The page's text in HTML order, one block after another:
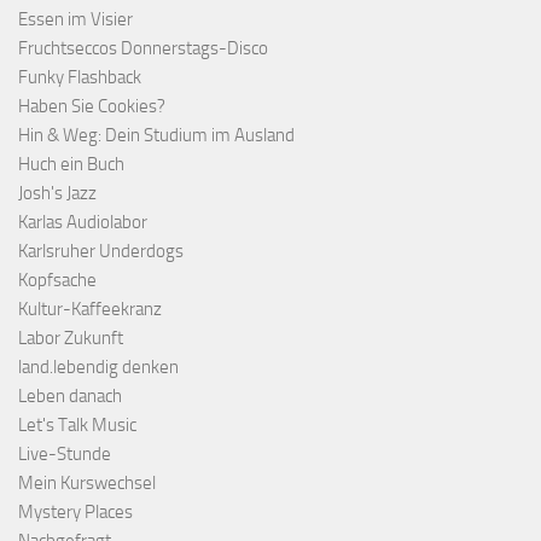
Essen im Visier
Fruchtseccos Donnerstags-Disco
Funky Flashback
Haben Sie Cookies?
Hin & Weg: Dein Studium im Ausland
Huch ein Buch
Josh's Jazz
Karlas Audiolabor
Karlsruher Underdogs
Kopfsache
Kultur-Kaffeekranz
Labor Zukunft
land.lebendig denken
Leben danach
Let's Talk Music
Live-Stunde
Mein Kurswechsel
Mystery Places